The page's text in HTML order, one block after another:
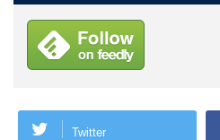
Twitter